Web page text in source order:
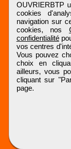
OUVRIERBTP
cookies
navigation sur
cookies, nos
confidentialité
vos centres
Vous pouvez
choix en
ailleurs, vous
cliquant sur
page.